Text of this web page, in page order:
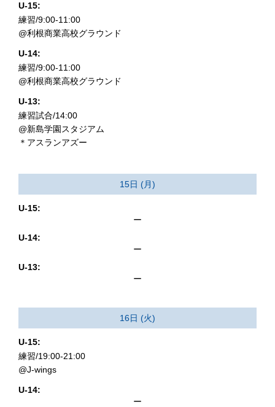
U-15:
練習/9:00-11:00
@利根商業高校グラウンド
U-14:
練習/9:00-11:00
@利根商業高校グラウンド
U-13:
練習試合/14:00
@新島学園スタジアム
＊アスランアズー
15日 (月)
U-15:
ー
U-14:
ー
U-13:
ー
16日 (火)
U-15:
練習/19:00-21:00
@J-wings
U-14:
ー